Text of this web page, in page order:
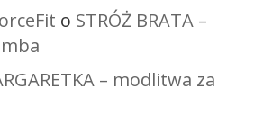
o STRÓŻ BRATA –
– modlitwa za